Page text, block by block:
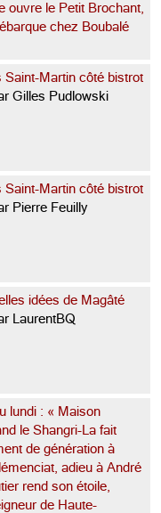
ouvre le Petit Brochant,
chez Boubalé
Saint-Martin côté bistrot
Gilles Pudlowski
Saint-Martin côté bistrot
Pierre Feuilly
idées de Magâté
LaurentBQ
lundi : « Maison
le Shangri-La fait
de génération à
adieu à André
rend son étoile,
de Haute-